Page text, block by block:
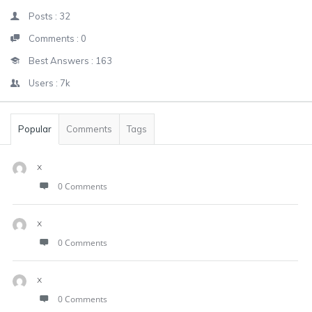
Posts : 32
Comments : 0
Best Answers : 163
Users : 7k
Popular Comments Tags
x
0 Comments
x
0 Comments
x
0 Comments